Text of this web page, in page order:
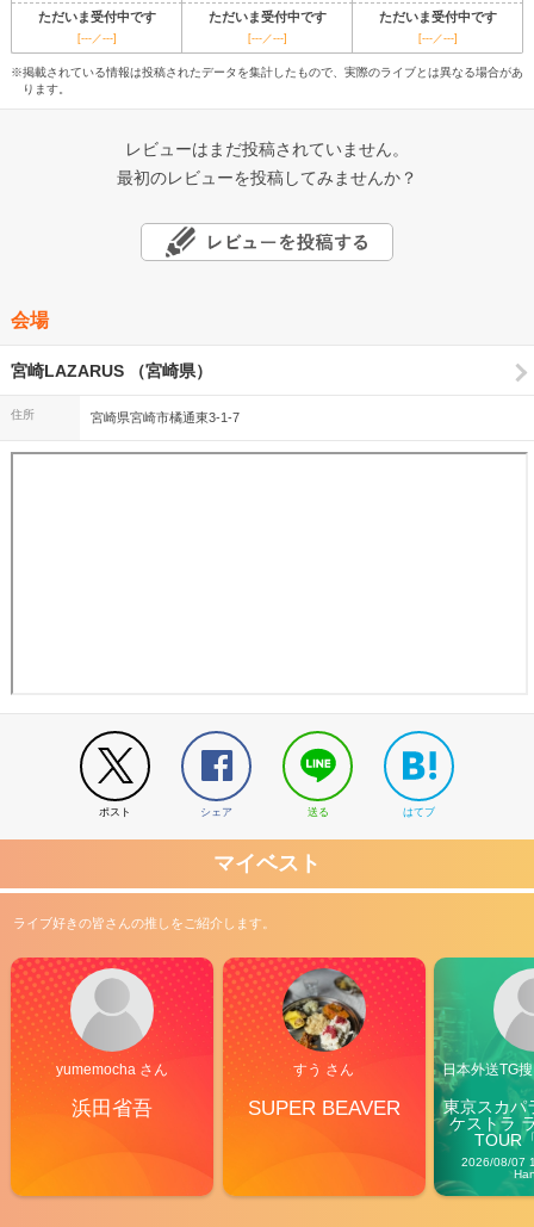
ただいま受付中です ただいま受付中です ただいま受付中です
[---／---] [---／---] [---／---]
※掲載されている情報は投稿されたデータを集計したもので、実際のライブとは異なる場合があ
ります。
レビューはまだ投稿されていません。
最初のレビューを投稿してみませんか？
会場
宮崎LAZARUS （宮崎県）
住所 宮崎県宮崎市橘通東3-1-7
ポスト シェア 送る はてブ
マイベスト
ライブ好きの皆さんの推しをご紹介します。
yumemocha さん
浜田省吾
すう さん
SUPER BEAVER
日本外送TG
東京スカパ
ケストラ
TOUR
2026/08/07